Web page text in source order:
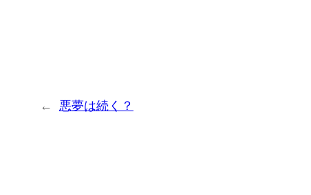
← 悪夢は続く？